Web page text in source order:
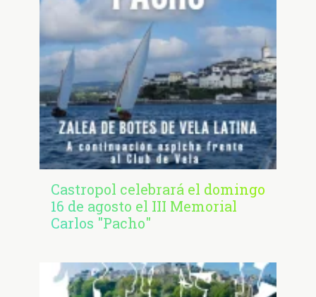
Castropol celebrará el domingo
16 de agosto el III Memorial
Carlos "Pacho"